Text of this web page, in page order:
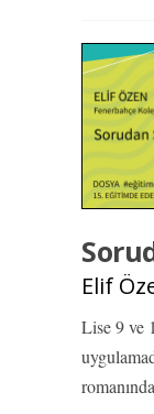
Elif
Lise 9 ve